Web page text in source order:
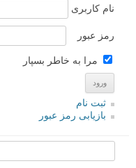
نام کاربری
رمز عبور
مرا به خاطر بسپار
ثبت نام
بازیابی رمز عبور